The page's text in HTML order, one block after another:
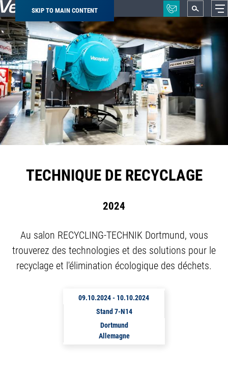
SKIP TO MAIN CONTENT
Breadcrumb
TECHNIQUE DE RECYCLAGE
2024
Au salon RECYCLING-TECHNIK Dortmund, vous
trouverez des technologies et des solutions pour le
recyclage et l'élimination écologique des déchets.
09.10.2024- 10.10.2024
Stand 7-N14
Dortmund
Allemagne